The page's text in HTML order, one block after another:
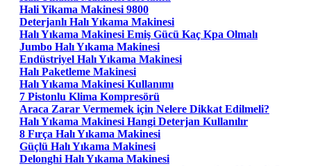
Hali Yikama Makinesi 9800
Deterjanlı Halı Yıkama Makinesi
Halı Yıkama Makinesi Emiş Gücü Kaç Kpa Olmalı
Jumbo Halı Yıkama Makinesi
Endüstriyel Halı Yıkama Makinesi
Halı Paketleme Makinesi
Halı Yıkama Makinesi Kullanımı
7 Pistonlu Klima Kompresörü
Araca Zarar Vermemek için Nelere Dikkat Edilmeli?
Halı Yıkama Makinesi Hangi Deterjan Kullanılır
8 Fırça Halı Yıkama Makinesi
Güçlü Halı Yıkama Makinesi
Delonghi Halı Yıkama Makinesi